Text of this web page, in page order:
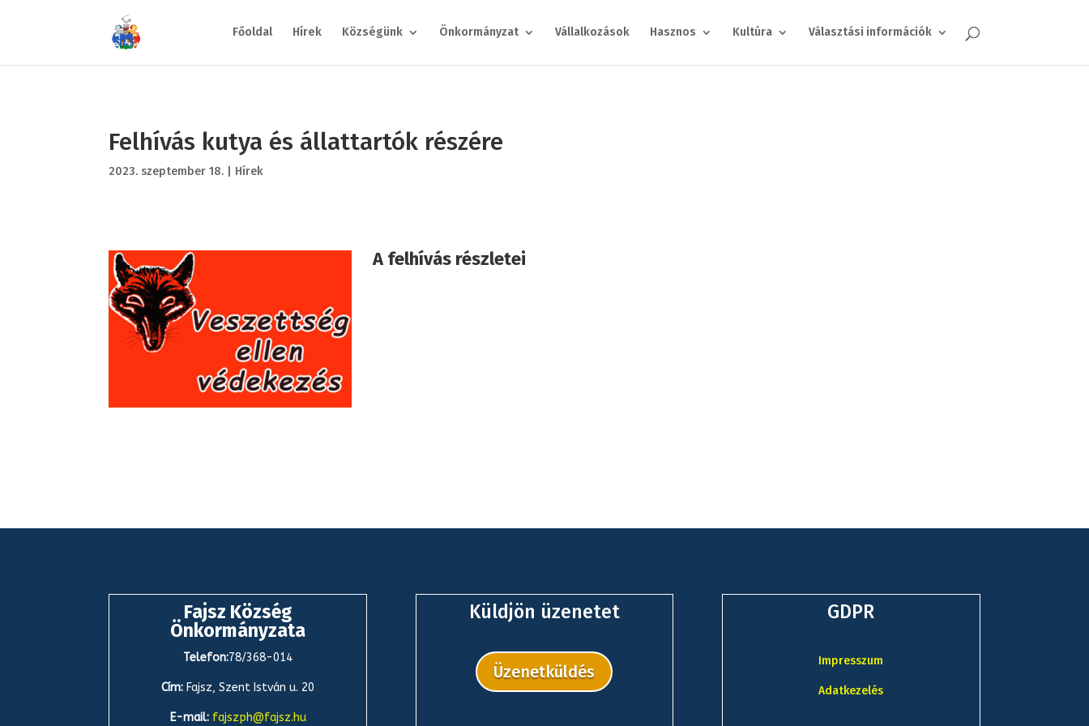
Főoldal Hírek Községünk Önkormányzat Vállalkozások Hasznos Kultúra Választási információk
Felhívás kutya és állattartók részére
2023. szeptember 18. Hírek
A felhívás részletei
Fajsz Község
Önkormányzata
Telefon:78/368-014
Cím: Fajsz, Szent István u. 20
E-mail: fajszph@fajsz.hu
Küldjön üzenetet
Üzenetküldés
GDPR
Impresszum
Adatkezelés